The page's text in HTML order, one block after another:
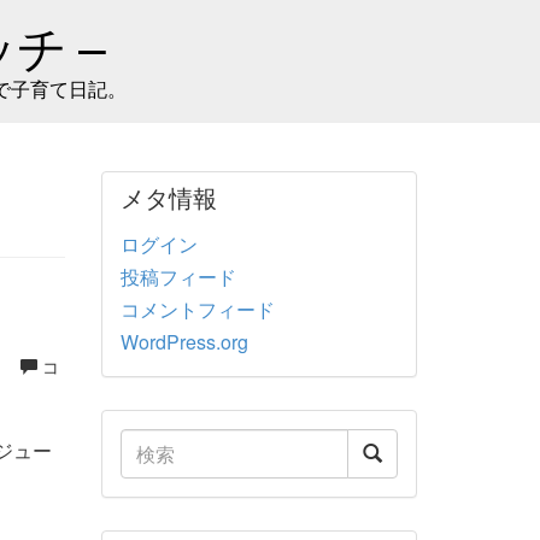
–
育て日記。
コ
ュー
メタ情報
ログイン
投稿フィード
コメントフィード
WordPress.org